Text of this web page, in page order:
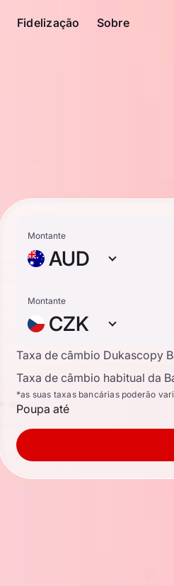
Fidelização Sobre
Montante
AUD
Montante
CZK
Taxa de câmbio Dukascopy
Taxa de câmbio habitual da
*as suas taxas bancárias poderão
Poupa até